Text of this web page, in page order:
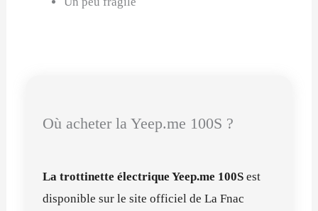
Où acheter la Yeep.me 100S ?
La trottinette électrique Yeep.me 100S est
disponible sur le site officiel de La Fnac